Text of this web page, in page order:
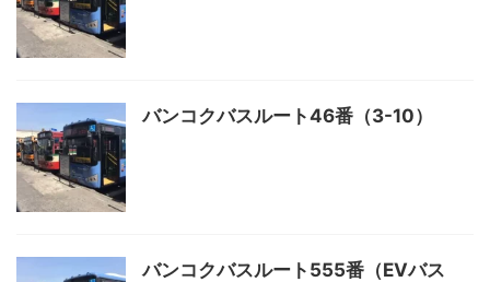
バンコクバスルート46番（3-10）
バンコクバスルート555番（EVバス